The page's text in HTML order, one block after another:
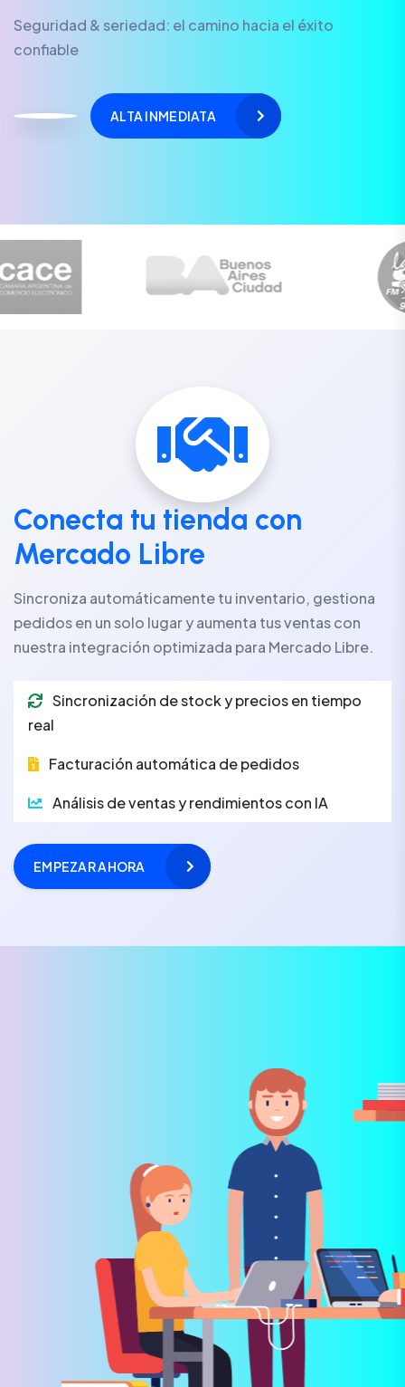
Seguridad & seriedad: el camino hacia el éxito
confiable
ALTA INMEDIATA
Conecta tu tienda con
Mercado Libre
Sincroniza automáticamente tu inventario, gestiona
pedidos en un solo lugar y aumenta tus ventas con
nuestra integración optimizada para Mercado Libre.
Sincronización de stock y precios en tiempo
real
Facturación automática de pedidos
Análisis de ventas y rendimientos con IA
EMPEZAR AHORA